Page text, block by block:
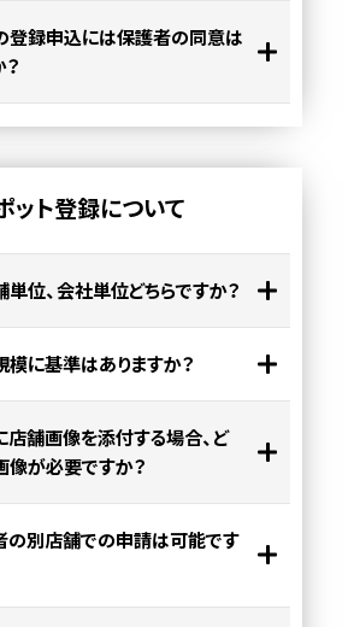
登録申込には保護者の同意は
ット登録について
位、会社単位どちらですか？
に基準はありますか？
舗画像を添付する場合、ど
像が必要ですか？
の別店舗での申請は可能です